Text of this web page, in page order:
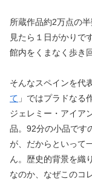
所蔵作品約2万点の
見たら１日がかりで
館内をくまなく歩き
そんなスペインを代
て 」ではプラドなる
ジェレミー・アイア
品。92分の小品です
が、だからといって
ん。歴史的背景を織
なのか、なぜこのコ